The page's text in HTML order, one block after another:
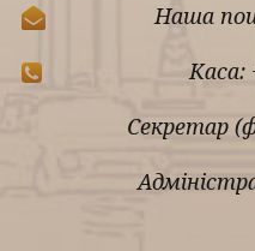
Наша
Каса:
Секретар